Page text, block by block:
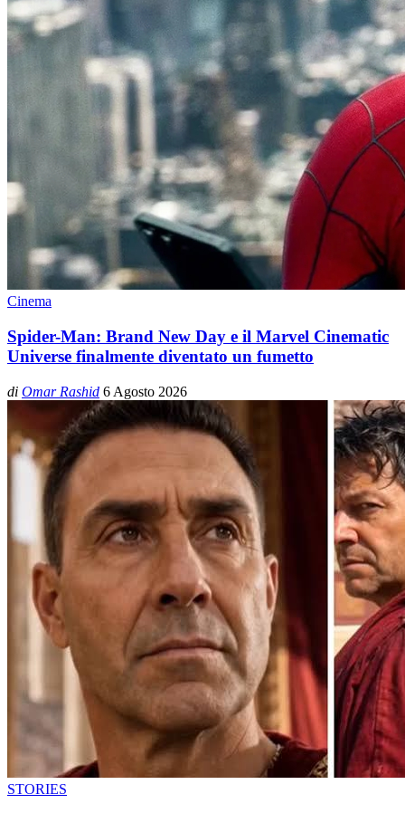
Cinema
Spider-Man: Brand New Day e il Marvel Cinematic
Universe finalmente diventato un fumetto
di Omar Rashid 6 Agosto 2026
STORIES